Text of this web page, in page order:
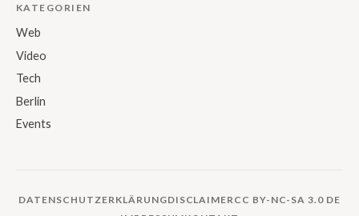
KATEGORIEN
Web
Video
Tech
Berlin
Events
DATENSCHUTZERKLÄRUNGDISCLAIMER CC BY-NC-SA 3.0 DE